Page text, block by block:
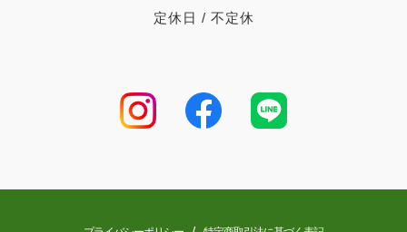
定休日 / 不定休